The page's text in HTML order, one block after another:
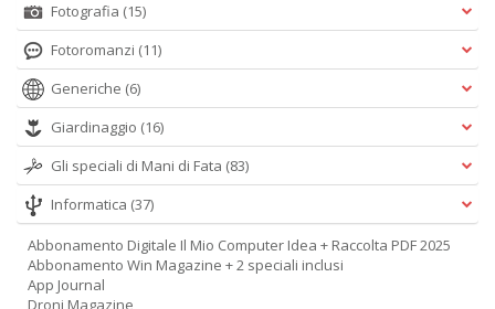
Fotografia (15)
Fotoromanzi (11)
Generiche (6)
Giardinaggio (16)
Gli speciali di Mani di Fata (83)
Informatica (37)
Abbonamento Digitale Il Mio Computer Idea + Raccolta PDF 2025
Abbonamento Win Magazine + 2 speciali inclusi
App Journal
Droni Magazine